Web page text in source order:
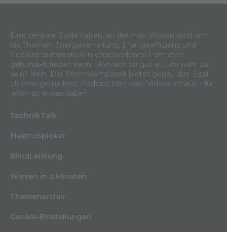
Eine zentrale Stelle haben, an der man Wissen rund um
die Themen Energieverteilung, Energieeffizienz und
Gebäudeautomation in verschiedenen Formaten
gebündelt finden kann. Hört sich zu gut an, um wahr zu
sein? Nein. Der StromKompass® bietet genau das. Egal,
ob man gerne liest, Podcast hört oder Videos schaut – für
jeden ist etwas dabei!
TechnikTalk
ElektroSpicker
BlindLeistung
Wissen in 3 Minuten
Themenarchiv
Cookie-Einstellungen